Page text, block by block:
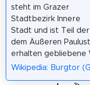
steht im Grazer
Stadtbezirk Innere
Stadt und ist Teil
dem Äußeren
erhalten gebliebene
Wikipedia: Burgtor